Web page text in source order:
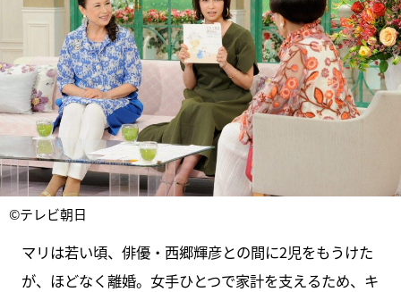
©テレビ朝日
マリは若い頃、俳優・西郷輝彦との間に2児をもうけた
が、ほどなく離婚。女手ひとつで家計を支えるため、キ